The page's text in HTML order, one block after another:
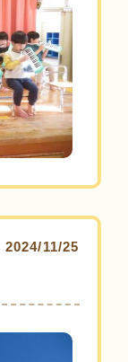
2024/11/25